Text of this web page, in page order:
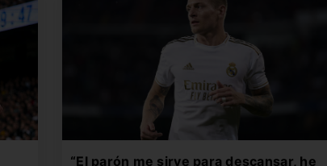
“El parón me sirve para descansar, he